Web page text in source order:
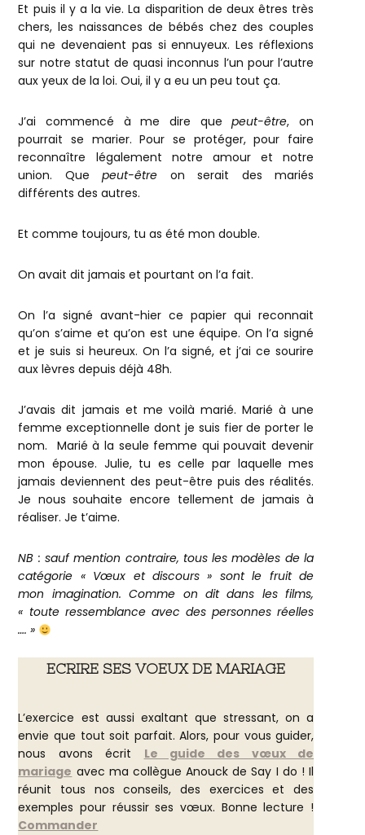
Et puis il y a la vie. La disparition de deux êtres très
chers, les naissances de bébés chez des couples
qui ne devenaient pas si ennuyeux. Les réflexions
sur notre statut de quasi inconnus l’un pour l’autre
aux yeux de la loi. Oui, il y a eu un peu tout ça.
J’ai commencé à me dire quepeut-être, on
pourrait se marier. Pour se protéger, pour faire
reconnaître légalement notre amour et notre
union. Quepeut-être on serait des mariés
différents des autres.
Et comme toujours, tu as été mon double.
On avait dit jamais et pourtant on l’a fait.
On l’a signé avant-hier ce papier qui reconnait
qu’on s’aime et qu’on est une équipe. On l’a signé
et je suis si heureux. On l’a signé, et j’ai ce sourire
aux lèvres depuis déjà 48h.
J’avais dit jamais et me voilà marié. Marié à une
femme exceptionnelle dont je suis fier de porter le
nom. Marié à la seule femme qui pouvait devenir
mon épouse. Julie, tu es celle par laquelle mes
jamais deviennent des peut-être puis des réalités.
Je nous souhaite encore tellement de jamais à
réaliser. Je t’aime.
NB : sauf mention contraire, tous les modèles de la
catégorie « Vœux et discours » sont le fruit de
mon imagination. Comme on dit dans les films,
« toute ressemblance avec des personnes réelles
…. »
ECRIRE SES VOEUX DE MARIAGE
L’exercice est aussi exaltant que stressant, on a
envie que tout soit parfait. Alors, pour vous guider,
nous avons écrit Le guide des vœux de
mariage avec ma collègue Anouck de Say I do ! Il
réunit tous nos conseils, des exercices et des
exemples pour réussir ses vœux. Bonne lecture !
Commander